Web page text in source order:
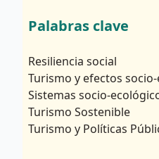
Palabras clave
Resiliencia social
Turismo y efectos
Sistemas socio-
Turismo Sostenible
Turismo y Políticas